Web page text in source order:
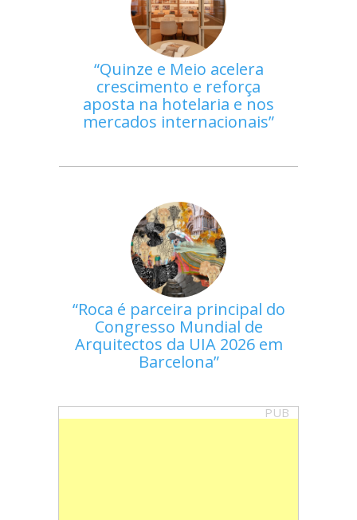
Quinze e Meio acelera
crescimento e reforça
aposta na hotelaria e nos
mercados internacionais
Roca é parceira principal do
Congresso Mundial de
Arquitectos da UIA 2026 em
Barcelona
PUB